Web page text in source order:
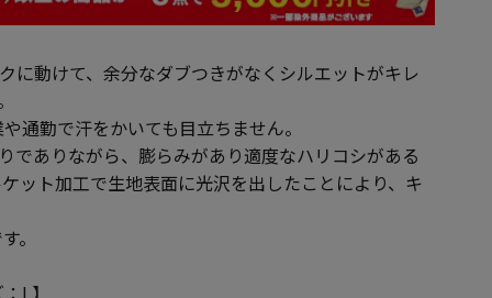
に動けて、余分なダブつきがなくシルエットがキレ
通勤で汗をかいても目立ちません。
でありながら、膨らみがあり適度なハリコシがある
ット加工で生地表面に光沢を出したことにより、キ
。